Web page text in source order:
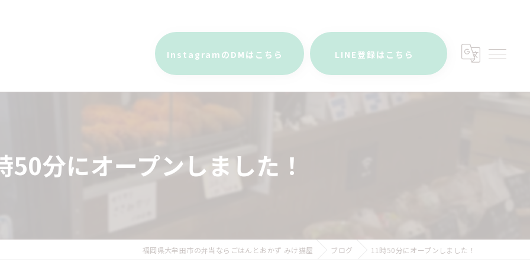
InstagramのDMはこちら LINE登録はこちら
50分にオープンしました！
福岡県大牟田市の弁当ならごはんとおかず みけ猫屋 ブログ 11時50分にオープンしました！